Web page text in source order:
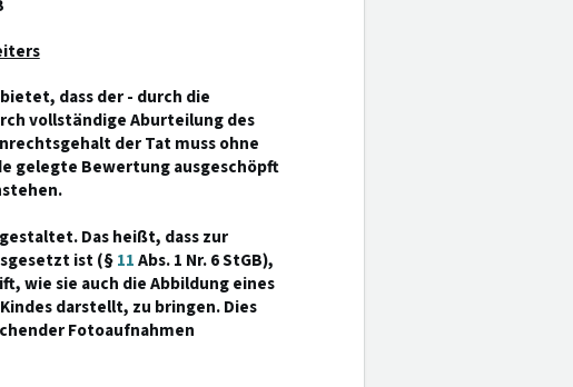
dass der - durch die
vollständige Aburteilung des
der Tat muss ohne
gelegte Bewertung ausgeschöpft
Das heißt, dass zur
ist (§11Abs. 1 Nr. 6 StGB),
wie sie auch die Abbildung eines
darstellt, zu bringen. Dies
Fotoaufnahmen